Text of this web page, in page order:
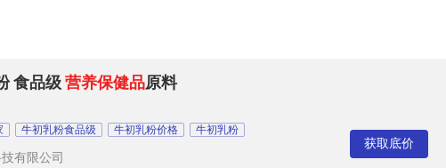
食品级营养保健品原料
牛初乳粉食品级 牛初乳粉价格 牛初乳粉
有限公司
获取底价